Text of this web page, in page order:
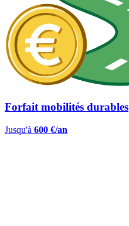
Forfait mobilités durables
Jusqu'à 600 €/an